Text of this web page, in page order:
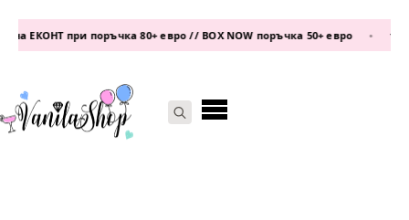
ЕКОНТ при поръчка 80+ евро // BOX NOW поръчка 50+ евро